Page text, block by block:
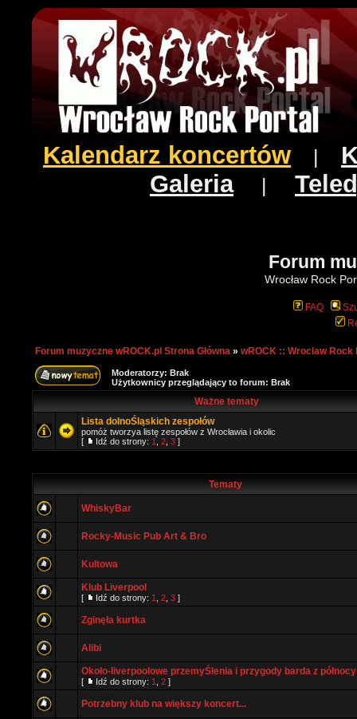
Kalendarz koncertów
Galeria|
Forum
Wrocław Rock
FAQ
Forum muzyczne wROCK.pl Strona Główna » wROCK :: Wroclaw Rock
Moderatorzy: Brak
Użytkownicy przeglądający to forum: Brak
Ważne tematy
Lista dolnoŚląskich zespołów
pomóż tworzya listę zespołów z Wrocławia i okolic
[
Idź do strony: 1 2 3 ]
Tematy
WhiskyBar
Rocky-Music Pub Art & Bro
Kultowa
Klub Liverpool
[ Idź do strony: 1 2 3 ]
Zginęła kurtka
Alibi
Około-liverpoolowe przemyŚlenia i przygody barda z północy
[ Idź do strony: 1 2 ]
Potrzebny klub na większy koncert...